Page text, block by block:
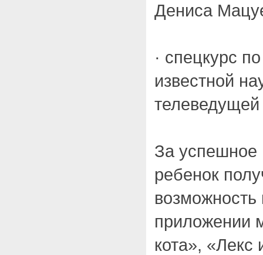
Дениса
· спецкурс
известной
За успешное
ребенок
возможность
приложении
кота»,